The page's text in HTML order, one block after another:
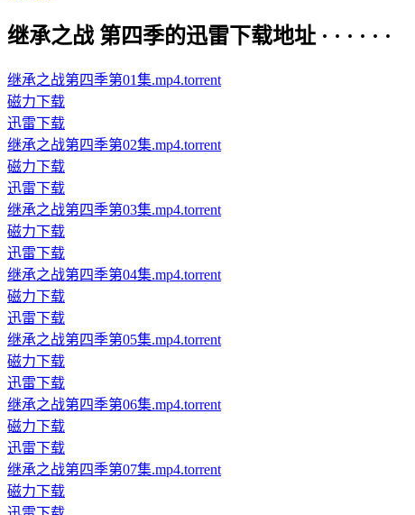
继承之战 第四季的迅雷下载地址 · · · · · ·
继承之战第四季第01集.mp4.torrent
磁力下载
迅雷下载
继承之战第四季第02集.mp4.torrent
磁力下载
迅雷下载
继承之战第四季第03集.mp4.torrent
磁力下载
迅雷下载
继承之战第四季第04集.mp4.torrent
磁力下载
迅雷下载
继承之战第四季第05集.mp4.torrent
磁力下载
迅雷下载
继承之战第四季第06集.mp4.torrent
磁力下载
迅雷下载
继承之战第四季第07集.mp4.torrent
磁力下载